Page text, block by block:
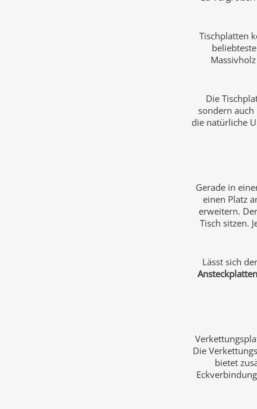
Tischplatten
Die
sondern auch
die natürliche
Gerade in
einen Platz
erweitern.
Tisch sitzen.
Lässt sich
Ansteckplatten
Die
bietet